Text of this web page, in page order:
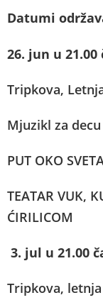
Datumi
26. jun u 21.00
Tripkova,
Mjuzikl za
PUT OKO
TEATAR VUK,
ĆIRILICOM
3. jul u 21.00
Tripkova,